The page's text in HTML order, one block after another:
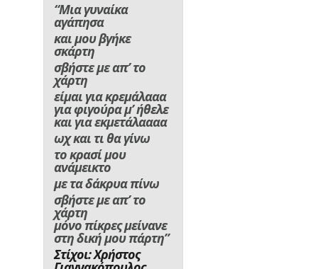
“Μια γυναίκα
αγάπησα
και μου βγήκε
σκάρτη
σβήστε με απ’ το
χάρτη
είμαι για κρεμάλααα
για φιγούρα μ’ ήθελε
και για εκμετάλαααα
ωχ και τι θα γίνω
το κρασί μου
ανάμεικτο
με τα δάκρυα πίνω
σβήστε με απ’ το
χάρτη
μόνο πίκρες μείνανε
στη δική μου πάρτη”
Στίχοι: Χρήστος